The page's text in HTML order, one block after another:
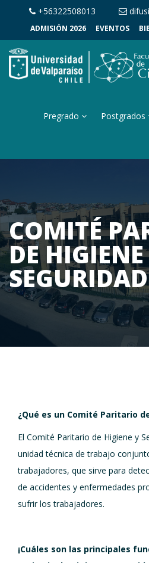
+56322508013
ADMISIÓN 2026 EVENTOS
Pregrado Postgrados
COMITÉ
DE
SEGURIDAD
¿Qué es un Comité Paritario
El Comité Paritario de Higiene y
unidad técnica de trabajo
trabajadores, que sirve para
de accidentes y enfermedades
sufrir los trabajadores.
¡Cuáles son las principales